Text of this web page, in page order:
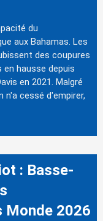
du
aux Bahamas. Les
des coupures
hausse depuis
en 2021. Malgré
cessé d'empirer,
: Basse-
Monde 2026